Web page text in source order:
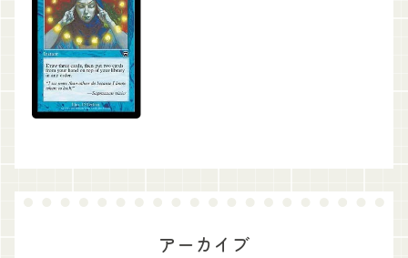
アーカイブ